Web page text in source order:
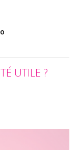
UTILE ?